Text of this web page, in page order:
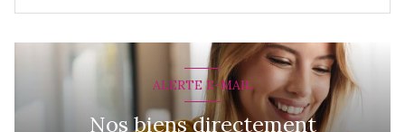
ALERTE E-MAIL
Nos biens directement